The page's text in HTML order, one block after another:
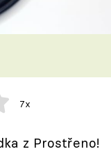
7x
z Prostřeno!